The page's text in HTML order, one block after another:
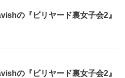
の『ビリヤード裏女子会2』
の『ビリヤード裏女子会2』